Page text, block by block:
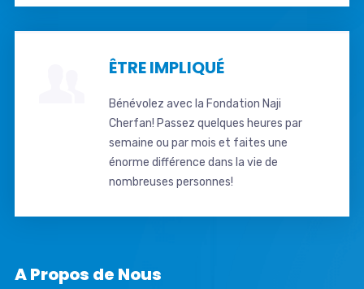
ÊTRE IMPLIQUÉ
Bénévolez avec la Fondation Naji
Cherfan! Passez quelques heures par
semaine ou par mois et faites une
énorme différence dans la vie de
nombreuses personnes!
A Propos de Nous